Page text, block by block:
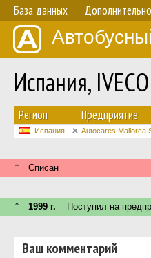
База данных Дополнительно
Испания,
Регион Предприятие
Испания Autocares Mallorca
↑ Списан
↑ 1999 г. Поступил на
Ваш комментарий